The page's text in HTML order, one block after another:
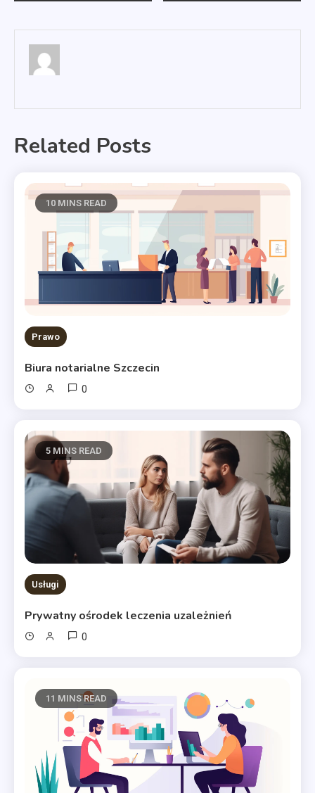
Related Posts
10 MINS READ
Prawo
Biura notarialne Szczecin
0
5 MINS READ
Usługi
Prywatny ośrodek leczenia uzależnień
0
11 MINS READ